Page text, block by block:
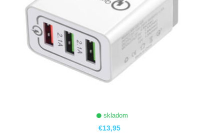
skladom
€13,95